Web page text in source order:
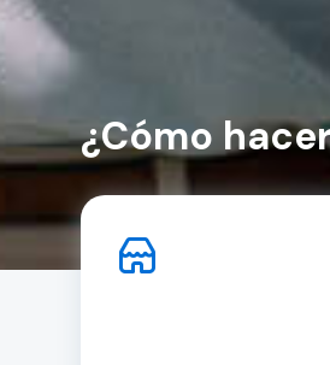
¿Cómo